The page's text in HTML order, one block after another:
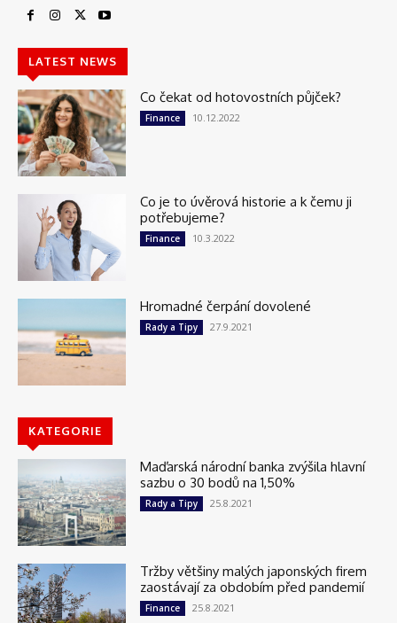
LATEST NEWS
Co čekat od hotovostních půjček?
Finance 10.12.2022
Co je to úvěrová historie a k čemu ji
potřebujeme?
Finance 10.3.2022
Hromadné čerpání dovolené
Rady a Tipy 27.9.2021
KATEGORIE
Maďarská národní banka zvýšila hlavní
sazbu o 30 bodů na 1,50%
Rady a Tipy 25.8.2021
Tržby většiny malých japonských firem
zaostávají za obdobím před pandemií
Finance 25.8.2021